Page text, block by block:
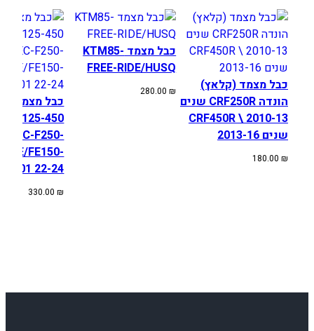
כבל מצמד (קלאץ)
הונדה CRF250R שנים
2010-13 \ CRF450R
שנים 2013-16
180.00 ₪
כבל מצמד KTM85-
FREE-RIDE/HUSQ
280.00₪
כבל מצמד
125-450
EC-F250-
TE/FE150-
501 22-24
330.00₪